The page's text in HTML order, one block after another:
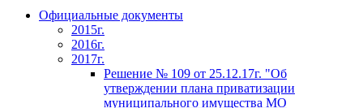
Официальные документы
2015г.
2016г.
2017г.
Решение № 109 от 25.12.17г. "Об
утверждении плана приватизации
муниципального имущества МО